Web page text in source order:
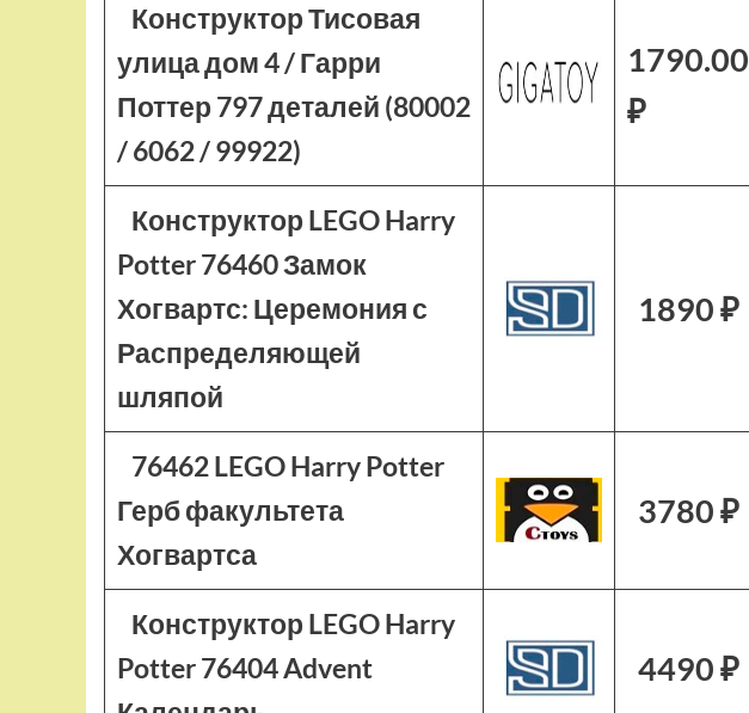
Конструктор Тисовая
улица дом 4 / Гарри
Поттер 797 деталей (80002
/ 6062 / 99922)
1790.00
₽
Конструктор LEGO Harry
Potter 76460 Замок
Хогвартс: Церемония с
Распределяющей
шляпой
1890 ₽
76462 LEGO Harry Potter
Герб факультета
Хогвартса
3780 ₽
Конструктор LEGO Harry
Potter 76404 Advent
4490 ₽